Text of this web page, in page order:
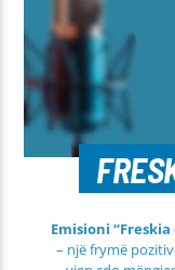
Emisioni
– një frymë